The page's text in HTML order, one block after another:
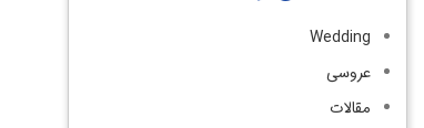
Wedding
عروسی
مقالات